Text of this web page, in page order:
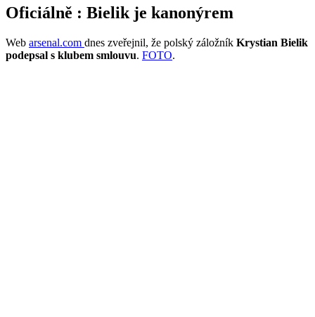
Oficiálně : Bielik je kanonýrem
Web arsenal.com dnes zveřejnil, že polský záložník Krystian Bielik
podepsal s klubem smlouvu. FOTO.